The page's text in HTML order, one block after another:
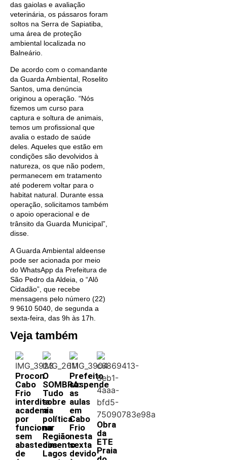
das gaiolas e avaliação
veterinária, os pássaros foram
soltos na Serra de Sapiatiba,
uma área de proteção
ambiental localizada no
Balneário.
De acordo com o comandante
da Guarda Ambiental, Roselito
Santos, uma denúncia
originou a operação. “Nós
fizemos um curso para
captura e soltura de animais,
temos um profissional que
avalia o estado de saúde
deles. Aqueles que estão em
condições são devolvidos à
natureza, os que não podem,
permanecem em tratamento
até poderem voltar para o
habitat natural. Durante essa
operação, solicitamos também
o apoio operacional e de
trânsito da Guarda Municipal”,
disse.
A Guarda Ambiental aldeense
pode ser acionada por meio
do WhatsApp da Prefeitura de
São Pedro da Aldeia, o “Alô
Cidadão”, que recebe
mensagens pelo número (22)
9 9610 5040, de segunda a
sexta-feira, das 9h às 17h.
Veja também
Procon
Cabo
Frio
interdita
academia
por
funcionar
sem
abastecimento
de
O
SOMBRA:
Tudo
sobre
a
política
na
Região
dos
Lagos
Prefeito
suspende
as
aulas
em
Cabo
Frio
nesta
sexta
devido
Obra
da
ETE
Praia